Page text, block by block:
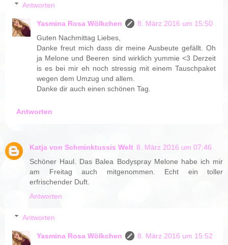
Antworten
Yasmina Rosa Wölkchen
8. März 2016 um 15:50
Guten Nachmittag Liebes,
Danke freut mich dass dir meine Ausbeute gefällt. Oh
ja Melone und Beeren sind wirklich yummie <3 Derzeit
is es bei mir eh noch stressig mit einem Tauschpaket
wegen dem Umzug und allem.
Danke dir auch einen schönen Tag.
Antworten
Katja von Schminktussis Welt 8. März 2016 um 07:46
Schöner Haul. Das Balea Bodyspray Melone habe ich mir
am Freitag auch mitgenommen. Echt ein toller
erfrischender Duft.
Antworten
Antworten
Yasmina Rosa Wölkchen
8. März 2016 um 15:52